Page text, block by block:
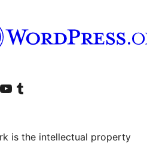
Instagram
no LinkedInaccount
Visit our YouTube channel
Visit our Tumblr account
is the intellectual property